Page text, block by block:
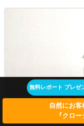
無料レポート プレゼ
自然にお
『クロ